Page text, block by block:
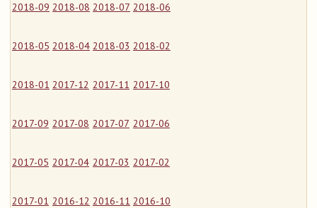
2018-09 2018-08 2018-07 2018-06
2018-05 2018-04 2018-03 2018-02
2018-01 2017-12 2017-11 2017-10
2017-09 2017-08 2017-07 2017-06
2017-05 2017-04 2017-03 2017-02
2017-01 2016-12 2016-11 2016-10